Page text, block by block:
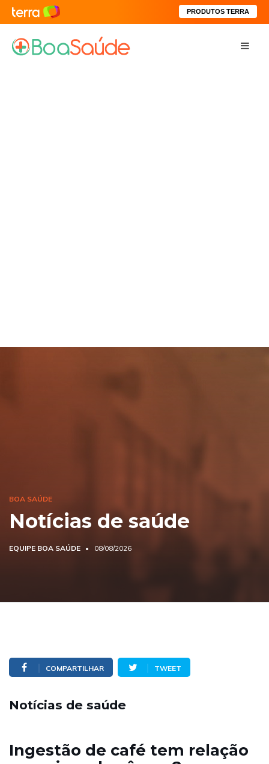
PRODUTOS TERRA
BOA SAÚDE
Notícias de saúde
EQUIPE BOA SAÚDE 08/08/2026
COMPARTILHAR TWEET
Notícias de saúde
Ingestão de café tem relação